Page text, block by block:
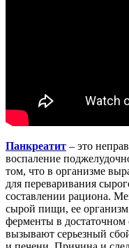
Панкреатит – это
воспаление
том, что в организме
для переваривания
составлении рациона.
сырой пищи, ее
ферменты в достаточном
вызывают серьезный